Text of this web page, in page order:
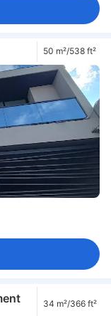
50 m²/538 ft²
34 m²/366 ft²